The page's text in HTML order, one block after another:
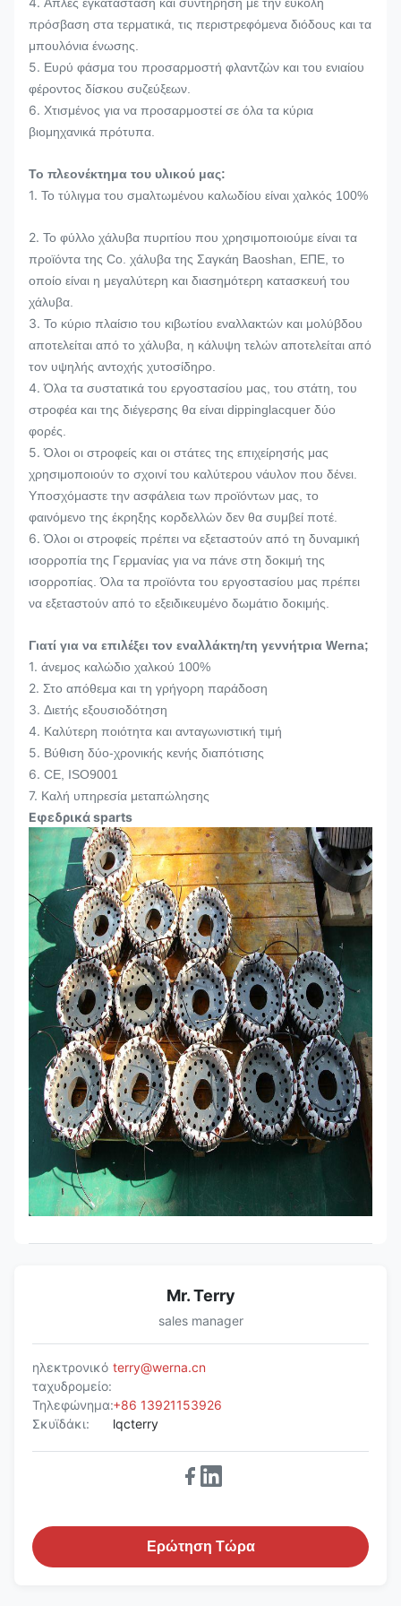
πρόσβαση στα τερματικά, τις περιστρεφόμενα διόδους και τα
μπουλόνια ένωσης.
5. Ευρύ φάσμα του προσαρμοστή φλαντζών και του ενιαίου
φέροντος δίσκου συζεύξεων.
6. Χτισμένος για να προσαρμοστεί σε όλα τα κύρια
βιομηχανικά πρότυπα.
Το πλεονέκτημα του υλικού μας:
1. Το τύλιγμα του σμαλτωμένου καλωδίου είναι χαλκός 100%
2. Το φύλλο χάλυβα πυριτίου που χρησιμοποιούμε είναι τα
προϊόντα της Co. χάλυβα της Σαγκάη Baoshan, ΕΠΕ, το
οποίο είναι η μεγαλύτερη και διασημότερη κατασκευή του
χάλυβα.
3. Το κύριο πλαίσιο του κιβωτίου εναλλακτών και μολύβδου
αποτελείται από το χάλυβα, η κάλυψη τελών αποτελείται από
τον υψηλής αντοχής χυτοσίδηρο.
4.Όλα τα συστατικά του εργοστασίου μας, του στάτη, του
στροφέα και της διέγερσης θα είναι dippinglacquer δύο
φορές.
5.Όλοι οι στροφείς και οι στάτες της επιχείρησής μας
χρησιμοποιούν το σχοινί του καλύτερου νάυλον που δένει.
Υποσχόμαστε την ασφάλεια των προϊόντων μας, το
φαινόμενο της έκρηξης κορδελλών δεν θα συμβεί ποτέ.
6.Όλοι οι στροφείς πρέπει να εξεταστούν από τη δυναμική
ισορροπία της Γερμανίας για να πάνε στη δοκιμή της
ισορροπίας. Όλα τα προϊόντα του εργοστασίου μας πρέπει
να εξεταστούν από το εξειδικευμένο δωμάτιο δοκιμής.
Γιατί για να επιλέξει τον εναλλάκτη/τη γεννήτρια Werna;
1. άνεμος καλώδιο χαλκού 100%
2. Στο απόθεμα και τη γρήγορη παράδοση
3. Διετής εξουσιοδότηση
4. Καλύτερη ποιότητα και ανταγωνιστική τιμή
5. Βύθιση δύο-χρονικής κενής διαπότισης
6. CE, ISO9001
7. Καλή υπηρεσία μεταπώλησης
Εφεδρικά sparts
Mr. Terry
sales manager
ηλεκτρονικό
ταχυδρομείο:
terry@werna.cn
Τηλεφώνημα:+86 13921153926
Σκυϊδάκι:
lqcterry
Ερώτηση Τώρα